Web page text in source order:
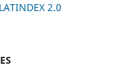
LATINDEX 2.0